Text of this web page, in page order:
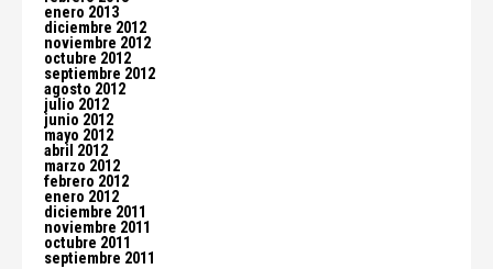
enero 2013
diciembre 2012
noviembre 2012
octubre 2012
septiembre 2012
agosto 2012
julio 2012
junio 2012
mayo 2012
abril 2012
marzo 2012
febrero 2012
enero 2012
diciembre 2011
noviembre 2011
octubre 2011
septiembre 2011